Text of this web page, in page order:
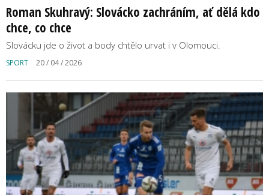
Roman Skuhravý: Slovácko zachráním, ať dělá kdo
chce, co chce
Slovácku jde o život a body chtělo urvat i v Olomouci.
SPORT 20 / 04 / 2026